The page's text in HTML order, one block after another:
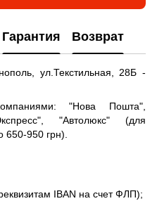
Гарантия Возврат
ул.Текстильная, 28Б -
"Нова Пошта",
"Автолюкс" (для
650-950 грн).
IBAN на счет ФЛП);